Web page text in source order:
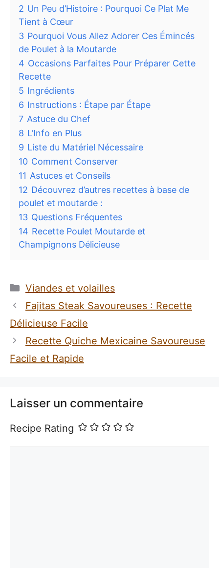
2 Un Peu d’Histoire : Pourquoi Ce Plat Me
Tient à Cœur
3 Pourquoi Vous Allez Adorer Ces Émincés
de Poulet à la Moutarde
4 Occasions Parfaites Pour Préparer Cette
Recette
5 Ingrédients
6 Instructions : Étape par Étape
7 Astuce du Chef
8 L’Info en Plus
9 Liste du Matériel Nécessaire
10 Comment Conserver
11 Astuces et Conseils
12 Découvrez d’autres recettes à base de
poulet et moutarde :
13 Questions Fréquentes
14 Recette Poulet Moutarde et
Champignons Délicieuse
Catégories
Viandes et volailles
Fajitas Steak Savoureuses : Recette
Délicieuse Facile
Recette Quiche Mexicaine Savoureuse
Facile et Rapide
Laisser un commentaire
Recipe Rating